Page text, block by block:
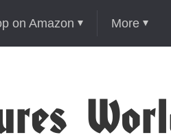
on Amazon More